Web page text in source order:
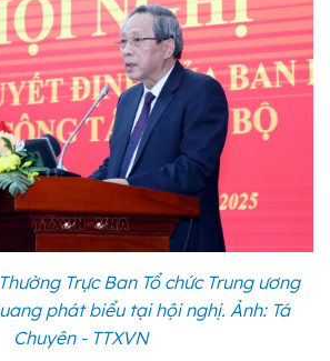
Trực Ban Tổ chức Trung ương
phát biểu tại hội nghị. Ảnh: Tá
Chuyên - TTXVN